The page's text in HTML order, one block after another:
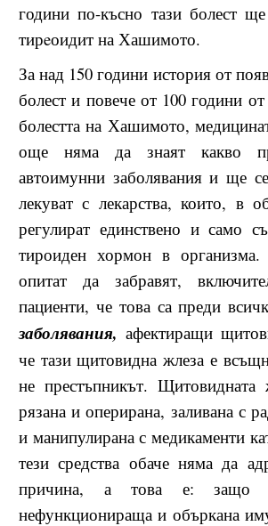
години по-късно тази болест
тирeоидит на Хашимото.
За над 150 години история от
болест и повече от 100 години
болестта на Хашимото,
още няма да знаят какво
автоимунни заболявания и ще
лекуват с лекарства, които, в
регулират единствено и само
тироиден хормон в
опитат да забравят,
пациенти, че това са преди
заболявания, афектиращи
че тази щитовидна жлеза е
не престъпникът.
рязана и оперирана, заливана с
и манипулирана с медикаменти
тези средства обаче няма да
причина, а това е: защо е
нефункционираща и объркана